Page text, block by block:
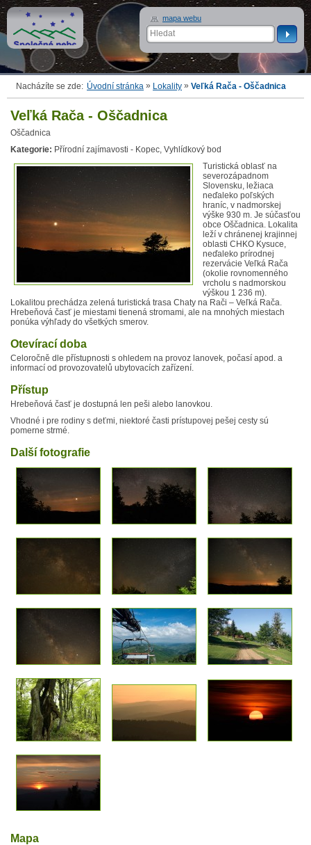
Nacházíte se zde: Úvodní stránka » Lokality » Veľká Rača - Oščadnica
Veľká Rača - Oščadnica
Oščadnica
Kategorie: Přírodní zajímavosti - Kopec, Vyhlídkový bod
Turistická oblasť na
severozápadnom
Slovensku, ležiaca
neďaleko poľských
hraníc, v nadmorskej
výške 930 m. Je súčasťou
obce Oščadnica. Lokalita
leží v chránenej krajinnej
oblasti CHKO Kysuce,
neďaleko prírodnej
rezervácie Veľká Rača
(okolie rovnomenného
vrcholu s nadmorskou
výškou 1 236 m).
Lokalitou prechádza zelená turistická trasa Chaty na Rači – Veľká Rača.
Hrebeňová časť je miestami tienená stromami, ale na mnohých miestach
ponúka výhľady do všetkých smerov.
Otevírací doba
Celoročně dle přístupnosti s ohledem na provoz lanovek, počasí apod. a
informací od provozovatelů ubytovacích zařízení.
Přístup
Hrebeňová časť je dostupná len peši alebo lanovkou.
Vhodné i pre rodiny s deťmi, niektoré časti prístupovej pešej cesty sú
pomerne strmé.
Další fotografie
Mapa
mapa webu